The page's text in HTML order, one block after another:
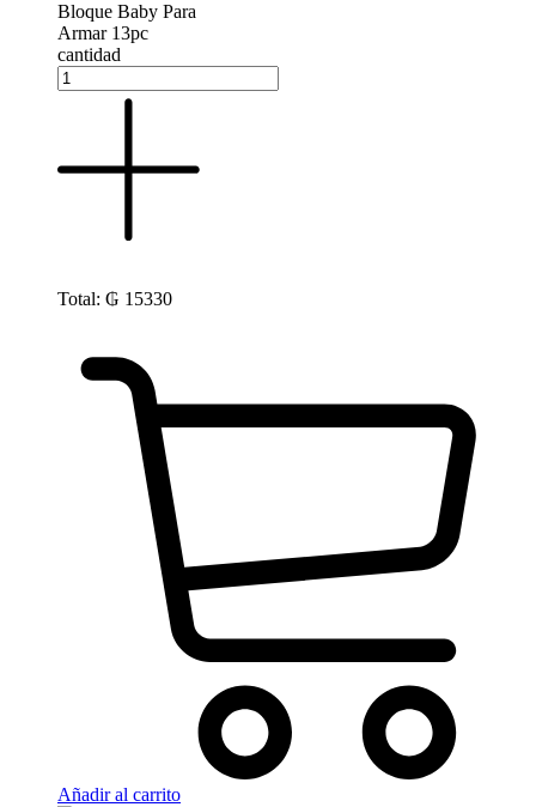
Bloque Baby Para
Armar 13pc
cantidad
Total: ₲ 15330
Añadir al carrito